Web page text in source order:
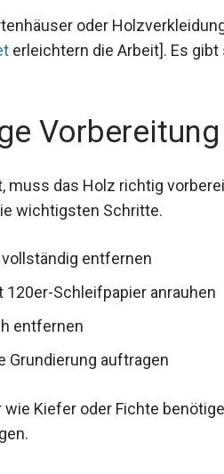
oder
erleichtern die Arbeit]. Es
muss das Holz richtig
wichtigsten Schritte.
entfernen
120er-Schleifpapier anrauhen
entfernen
Grundierung auftragen
Kiefer oder Fichte